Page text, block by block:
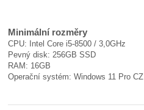
Minimální rozměry
CPU: Intel Core i5-8500 / 3,0GHz
Pevný disk: 256GB SSD
RAM: 16GB
Operační systém: Windows 11 Pro CZ